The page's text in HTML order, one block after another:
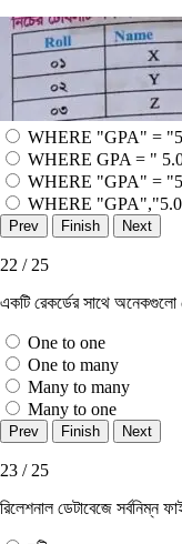
WHERE "GPA" =
WHERE GPA = "
WHERE "GPA" =
WHERE
22 / 25
একটি রেকর্ডের সাথে
One to one
One to many
Many to many
Many to one
23 / 25
রিলেশনাল ডেটাবেজে সর্বনিম্ন